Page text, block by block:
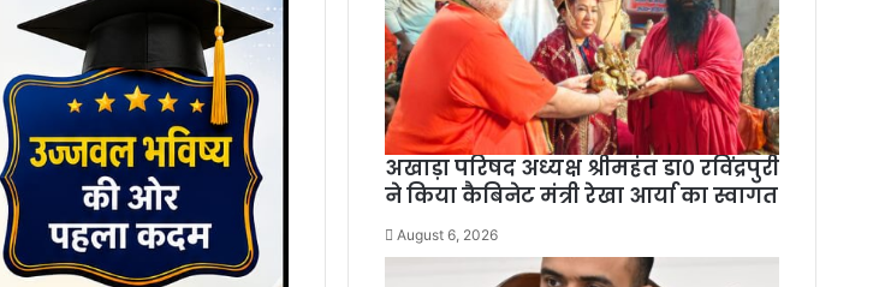
अखाड़ा परिषद अध्यक्ष श्रीमहंत डा० रविंद्रपुरी
ने किया कैबिनेट मंत्री रेखा आर्या का स्वागत
August 6, 2026